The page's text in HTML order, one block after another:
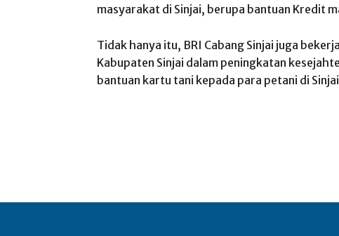
masyarakat di Sinjai, berupa bantuan Kredit
Tidak hanya itu, BRI Cabang Sinjai juga
Kabupaten Sinjai dalam peningkatan
bantuan kartu tani kepada para petani di